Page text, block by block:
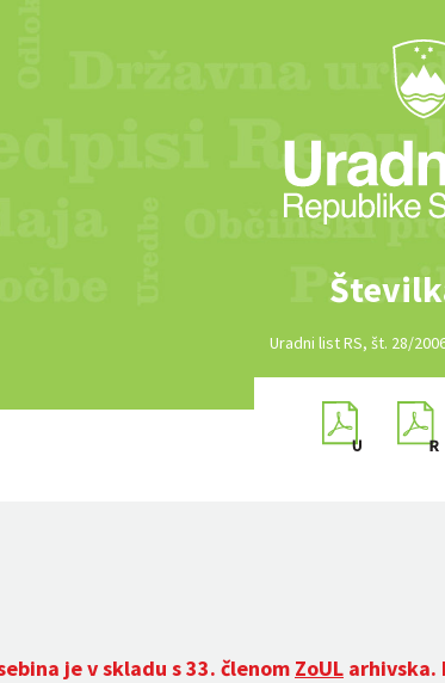
Uradni list RS, št. 28/
je v skladu s 33. členom ZoUL arhivska.